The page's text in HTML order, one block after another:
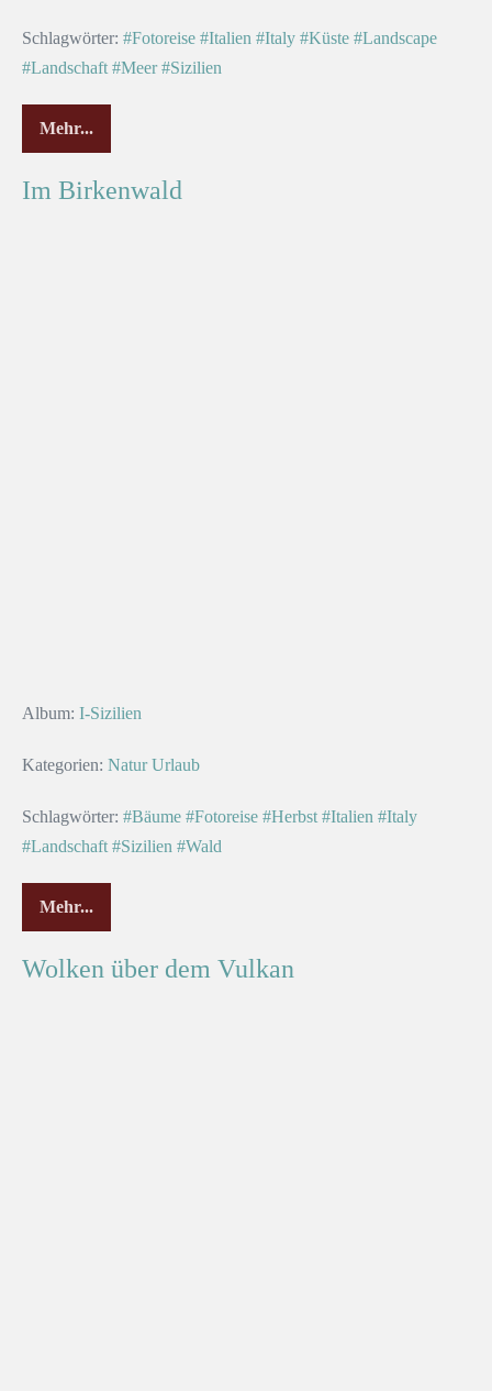
Schlagwörter: #Fotoreise #Italien #Italy #Küste #Landscape
#Landschaft #Meer #Sizilien
Mehr...
Im Birkenwald
Album: I-Sizilien
Kategorien: Natur Urlaub
Schlagwörter: #Bäume #Fotoreise #Herbst #Italien #Italy
#Landschaft #Sizilien #Wald
Mehr...
Wolken über dem Vulkan